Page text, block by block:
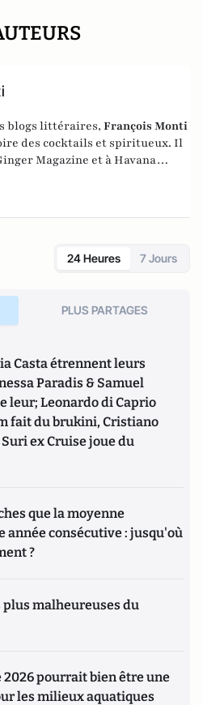
blogs littéraires, François Monti
des cocktails et spiritueux. Il
Magazine et à Havana
24 Heures 7 Jours
PLUS PARTAGES
Casta étrennent leurs
Paradis & Samuel
leur; Leonardo di Caprio
fait du brukini, Cristiano
ex Cruise joue du
que la moyenne
année consécutive : jusqu'où
?
plus malheureuses du
2026 pourrait bien être une
les milieux aquatiques